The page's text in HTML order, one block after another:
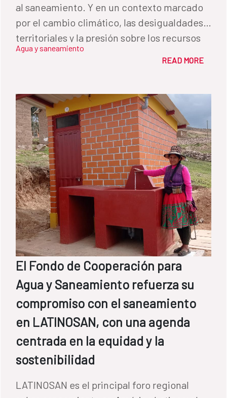
al saneamiento. Y en un contexto marcado
por el cambio climático, las desigualdades
territoriales y la presión sobre los recursos
hídricos, la experiencia ofrece una lección
las comunidades en armonía con el
territorio.
Agua y saneamiento
READ MORE
El Fondo de Cooperación para
Agua y Saneamiento refuerza su
compromiso con el saneamiento
en LATINOSAN, con una agenda
centrada en la equidad y la
sostenibilidad
LATINOSAN es el principal foro regional